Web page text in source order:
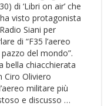
di ‘Libri on air’ che
visto protagonista
Siani per
di “F35 l’aereo
del mondo”.
bella chiacchierata
Ciro Oliviero
militare più
e discusso …